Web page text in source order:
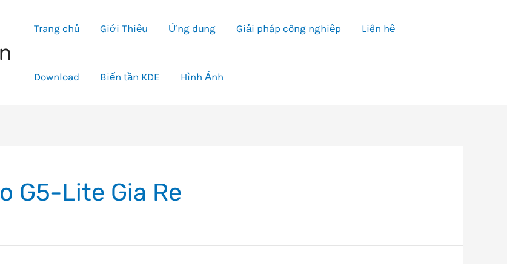
Trang chủ Giới Thiệu Ứng dụng Giải pháp công nghiệp Liên hệ
Download Biến tần KDE Hình Ảnh
G5-Lite Gia Re